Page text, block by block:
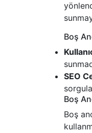
Boş
SEO
Boş
Boş